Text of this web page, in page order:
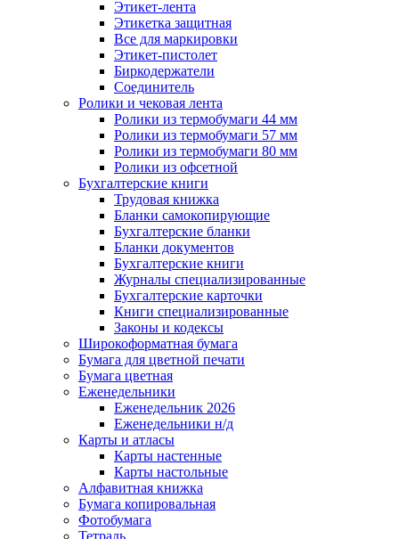
Этикет-лента
Этикетка защитная
Все для маркировки
Этикет-пистолет
Биркодержатели
Соединитель
Ролики и чековая лента
Ролики из термобумаги 44 мм
Ролики из термобумаги 57 мм
Ролики из термобумаги 80 мм
Ролики из офсетной
Бухгалтерские книги
Трудовая книжка
Бланки самокопирующие
Бухгалтерские бланки
Бланки документов
Бухгалтерские книги
Журналы специализированные
Бухгалтерские карточки
Книги специализированные
Законы и кодексы
Широкоформатная бумага
Бумага для цветной печати
Бумага цветная
Еженедельники
Еженедельник 2026
Еженедельники н/д
Карты и атласы
Карты настенные
Карты настольные
Алфавитная книжка
Бумага копировальная
Фотобумага
Тетрадь